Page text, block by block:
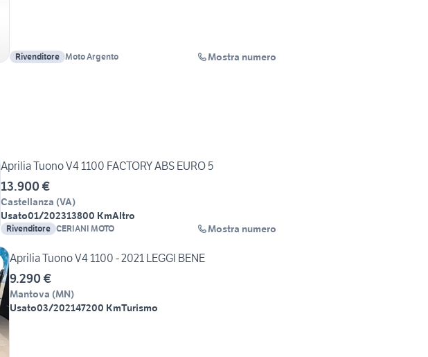
Rivenditore Moto Argento Mostra numero
Aprilia Tuono V4 1100 FACTORY ABS EURO 5
13.900 €
Castellanza (VA)
Usato01/202313800 KmAltro
Rivenditore CERIANI MOTO Mostra numero
Aprilia Tuono V4 1100 - 2021 LEGGI BENE
9.290 €
Mantova (MN)
Usato03/202147200 KmTurismo